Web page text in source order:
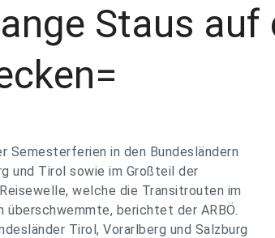
Staus auf
Semesterferien in den Bundesländern
und Tirol sowie im Großteil der
welche die Transitrouten im
berichtet der ARBÖ.
Tirol, Vorarlberg und Salzburg